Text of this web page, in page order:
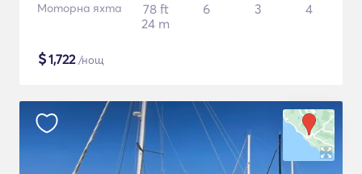
Моторна яхта
78 ft
24 m
6 3 4
$1,722/нощ